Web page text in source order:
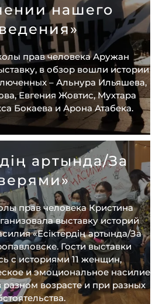
нашего
прав человека Аружан
в обзор вошли истории
– Альнура Ильяшева,
Евгения Жовтис, Мухтара
Бокаева и Арона Атабека.
артында/За
прав человека Кристина
выставку историй
«Есіктердің артында/За
Гости выставки
с историями 11 женщин,
и эмоциональное насилие
возрасте и при разных